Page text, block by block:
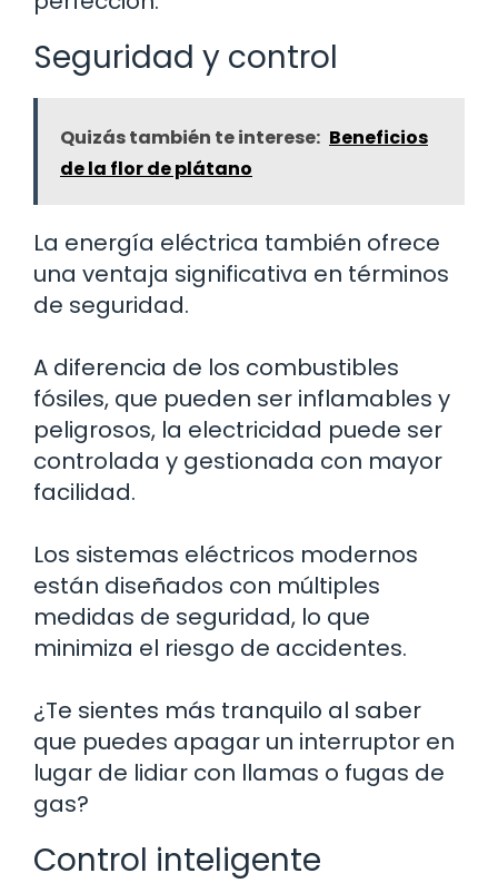
Seguridad y control
Quizás también te interese: Beneficios
de la flor de plátano
La energía eléctrica también ofrece
una ventaja significativa en términos
de seguridad.
A diferencia de los combustibles
fósiles, que pueden ser inflamables y
peligrosos, la electricidad puede ser
controlada y gestionada con mayor
facilidad.
Los sistemas eléctricos modernos
están diseñados con múltiples
medidas de seguridad, lo que
minimiza el riesgo de accidentes.
¿Te sientes más tranquilo al saber
que puedes apagar un interruptor en
lugar de lidiar con llamas o fugas de
gas?
Control inteligente